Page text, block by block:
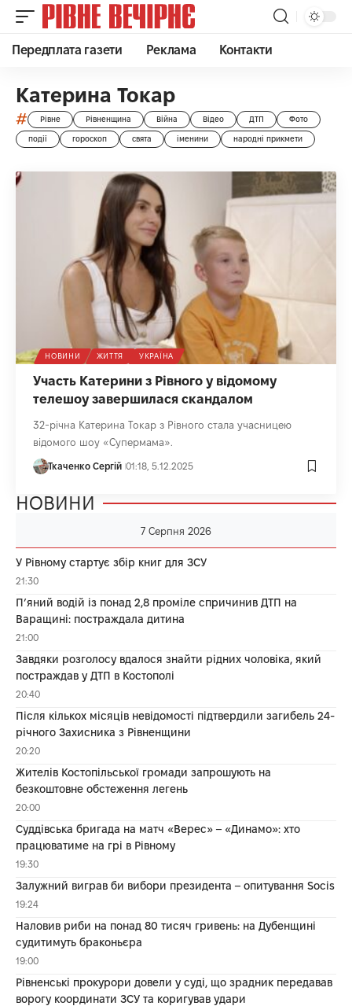
Передплата газети Реклама Контакти
Катерина Токар
# Рівне Рівненщина Війна Відео ДТП Фото
події гороскоп свята іменини народні прикмети
НОВИНИ ЖИТТЯ УКРАЇНА
Участь Катерини з Рівного у відомому
телешоу завершилася скандалом
32-річна Катерина Токар з Рівного стала учасницею
відомого шоу «Супермама».
Ткаченко Сергій 01:18, 5.12.2025
НОВИНИ
7 Серпня 2026
У Рівному стартує збір книг для ЗСУ
21:30
П’яний водій із понад 2,8 проміле спричинив ДТП на
Варащині: постраждала дитина
21:00
Завдяки розголосу вдалося знайти рідних чоловіка, який
постраждав у ДТП в Костополі
20:40
Після кількох місяців невідомості підтвердили загибель 24-
річного Захисника з Рівненщини
20:20
Жителів Костопільської громади запрошують на
безкоштовне обстеження легень
20:00
Суддівська бригада на матч «Верес» – «Динамо»: хто
працюватиме на грі в Рівному
19:30
Залужний виграв би вибори президента – опитування Socis
19:24
Наловив риби на понад 80 тисяч гривень: на Дубенщині
судитимуть браконьєра
19:00
Рівненські прокурори довели у суді, що зрадник передавав
ворогу координати ЗСУ та коригував удари